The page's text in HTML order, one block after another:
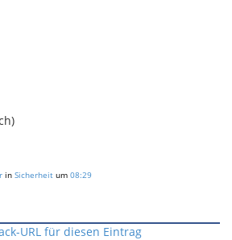
in Sicherheit um 08:29
URL für diesen Eintrag